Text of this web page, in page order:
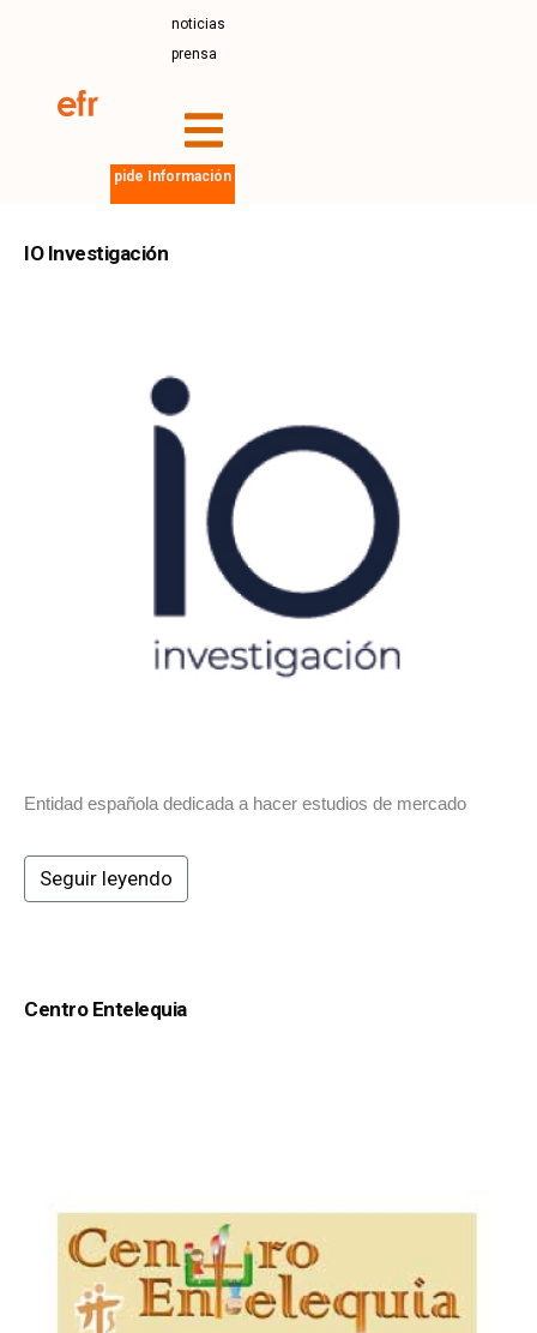
noticias
prensa
pide Información
IO Investigación
Entidad española dedicada a hacer estudios de mercado
Seguir leyendo
Centro Entelequia